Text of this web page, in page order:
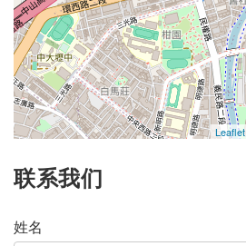
Leaflet
联系我们
姓名